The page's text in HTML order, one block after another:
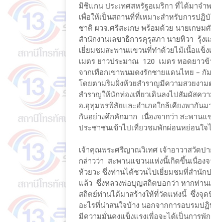
มิชิแกน ประเทศสหรัฐอเมริกา ที่ได้มาจ
เพื่อให้เป็นสถานที่ที่เหมาะสำหรับการ
ชาติ ผวจ.ศรีสะเกษ พร้อมด้วย นายเก
สำนักงานเลขาธิการคุรุสภา นายทิวา รุ้
เยี่ยมชมสะพานแขวนที่ทำด้วยไม้เนื้อแข็
เมตร ยาวประมาณ 120 เมตร ทอดยาว
จากเทือกเขาพนมดงรักชายแดนไทย – กั
โดยตามริมฝั่งห้วยสำราญมีความสวยงา
สำราญให้นักท่องเที่ยวเดินลงไปสัมผัสค
อ.อุทุมพรพิสัยและอำเภอใกล้เคียงพากัน
กันอย่างคึกคักมาก เนื่องจากว่า สะพานแ
ประชาชนเข้าไปเที่ยวชมพักผ่อนหย่อนใจ
เจ้าคุณพระศรีญาณวิเทศ เจ้าอาวาสวัดป
กล่าวว่า สะพานแขวนแห่งนี้เกิดขึ้นเนื่อง
ห้วยวะ ซึ่งท่านได้ชวนไปเยี่ยมชมที่สำนัก
แล้ว ซึ่งหลวงพ่อบุญสถิตบอกว่า หากท่าน
สถิตย์ท่านได้มาสร้างให้ที่วัดแห่งนี้ ซึ่งจุ
อะไรที่น่าสนใจบ้าง นอกจากการอบรม
มีความมั่นคงแข็งแรงเพื่อจะได้เป็นการ